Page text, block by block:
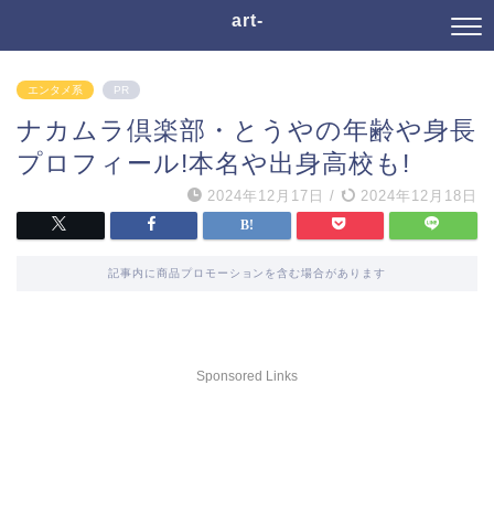
art-
エンタメ系 PR
ナカムラ倶楽部・とうやの年齢や身長
プロフィール!本名や出身高校も!
2024年12月17日 / 2024年12月18日
記事内に商品プロモーションを含む場合があります
Sponsored Links